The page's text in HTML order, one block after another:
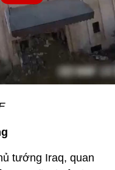
tướng Iraq, quan